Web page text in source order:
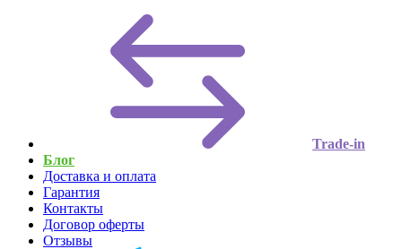
Trade-in
Блог
Доставка и оплата
Гарантия
Контакты
Договор оферты
Отзывы